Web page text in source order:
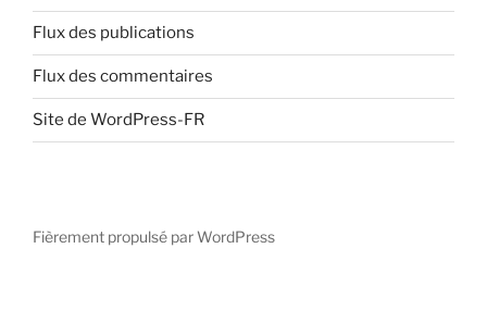
Flux des publications
Flux des commentaires
Site de WordPress-FR
Fièrement propulsé par WordPress